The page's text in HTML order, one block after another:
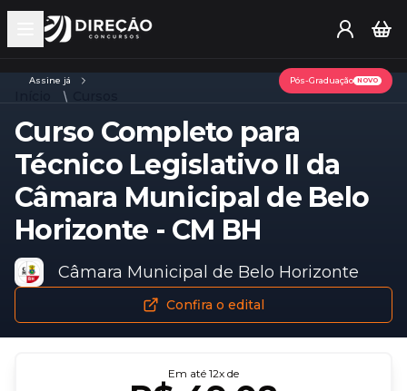
Open main menu
Assine já Pós-Graduação NOVO
Curso Completo para
Técnico Legislativo II da
Câmara Municipal de Belo
Horizonte - CM BH
Câmara Municipal de Belo Horizonte
Confira o edital
Em até 12x de